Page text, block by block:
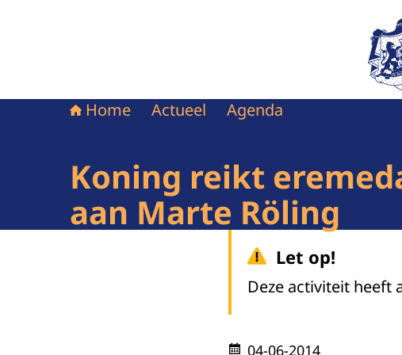
Home Actueel Agenda
Koning reikt
aan Marte Röling
Let op!
Deze activiteit heeft
04-06-2014